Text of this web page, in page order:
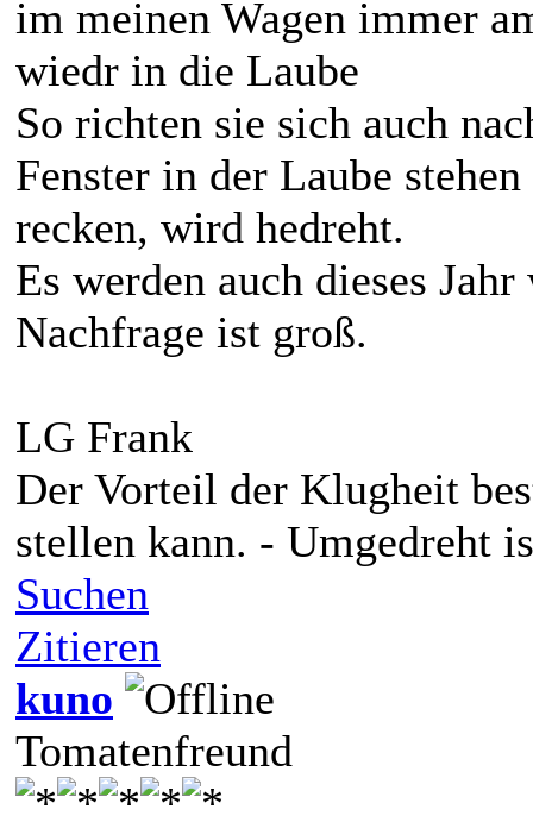
im meinen Wagen immer
wiedr in die Laube
So richten sie sich auch
Fenster in der Laube
recken, wird hedreht.
Es werden auch dieses
Nachfrage ist groß.
LG Frank
Der Vorteil der Klugheit
stellen kann. - Umgedreht
Suchen
Zitieren
kuno
Tomatenfreund